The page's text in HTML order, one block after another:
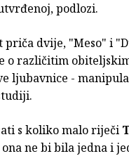
podlozi.
priča dvije, "Meso" i
o različitim
ljubavnice -
s koliko malo riječi
ona ne bi bila jedna i